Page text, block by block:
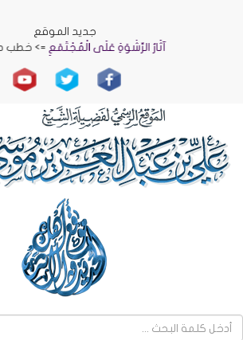
جديد الموقع
آثَارُ الرِّشْوَةِ عَلَى الْمُجْتَمَعِ=> خطب